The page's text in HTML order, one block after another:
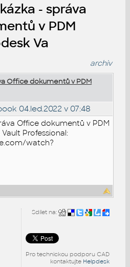
- správa
v PDM
Va
archiv
Office dokumentů v PDM
04.led.2022 v 07:48
Office dokumentů v PDM
Professional:
watch?
Sdílet na:
Pro technickou podporu CAD
kontaktujte Helpdesk